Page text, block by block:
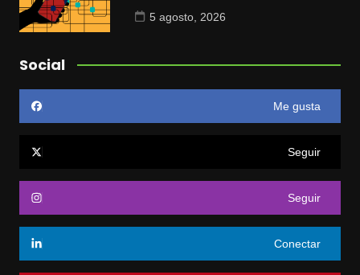
5 agosto, 2026
Social
Me gusta
Seguir
Seguir
Conectar